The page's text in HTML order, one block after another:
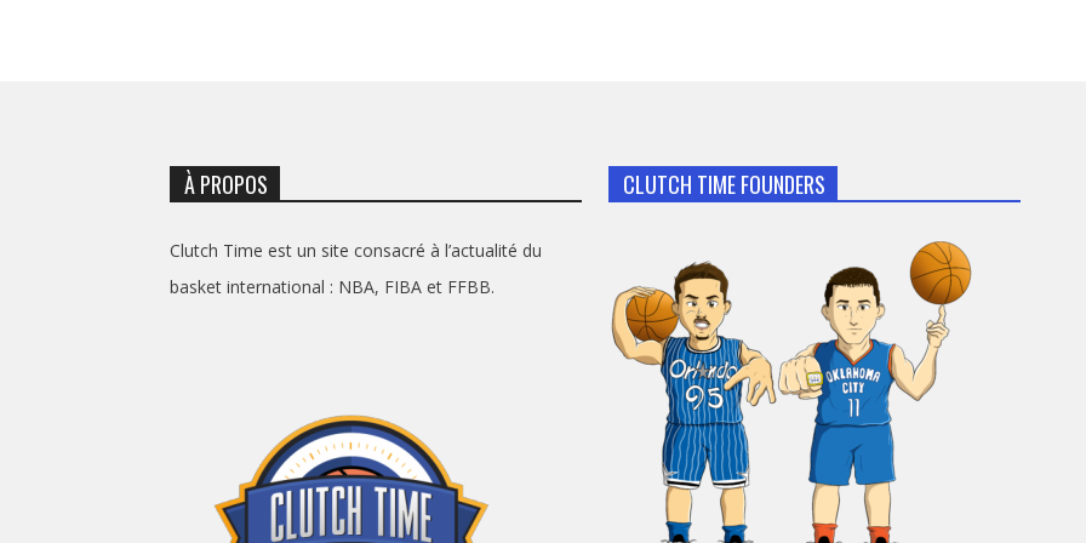
À PROPOS
Clutch Time est un site consacré à l’actualité du
basket international : NBA, FIBA et FFBB.
CLUTCH TIME FOUNDERS